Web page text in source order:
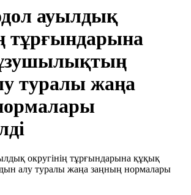
ауылдық
тұрғындарына
туралы жаңа